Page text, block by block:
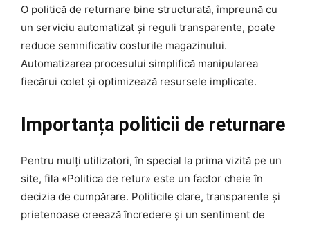
O politică de returnare bine structurată, împreună cu
un serviciu automatizat și reguli transparente, poate
reduce semnificativ costurile magazinului.
Automatizarea procesului simplifică manipularea
fiecărui colet și optimizează resursele implicate.
Importanța politicii de returnare
Pentru mulți utilizatori, în special la prima vizită pe un
site, fila «Politica de retur» este un factor cheie în
decizia de cumpărare. Politicile clare, transparente și
prietenoase creează încredere și un sentiment de